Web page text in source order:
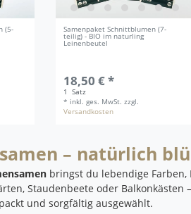
(5- Samenpaket Schnittblumen (7-
teilig) - BIO im naturling
Leinenbeutel
18,50 € *
1
Satz
* inkl. ges. MwSt. zzgl.
Versandkosten
– natürlich
bringst du lebendige
Staudenbeete oder
und sorgfältig ausgewählt.